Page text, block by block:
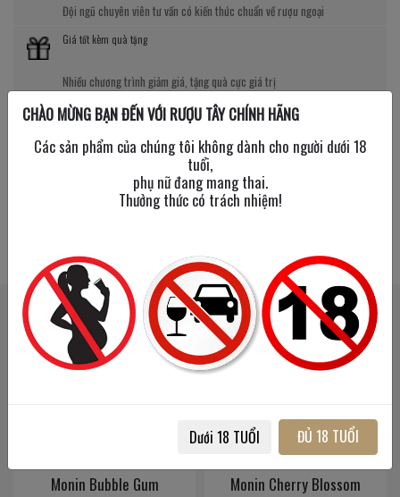
Đội ngũ chuyên viên tư vấn có kiến thức chuẩn về rượu ngoại
Giá tốt kèm quà tặng
Nhiều chương trình giảm giá, tặng quà cực giá trị
SẢN PHẨM LIÊN QUAN SẢN PHẨM ĐÃ XEM
Monin Bubble Gum Monin Cherry Blossom
CHÀO MỪNG BẠN ĐẾN VỚI RƯỢU TÂY CHÍNH HÃNG
Các sản phẩm của chúng tôi không dành cho người dưới 18
tuổi,
phụ nữ đang mang thai.
Thưởng thức có trách nhiệm!
Dưới 18 TUỔI ĐỦ 18 TUỔI